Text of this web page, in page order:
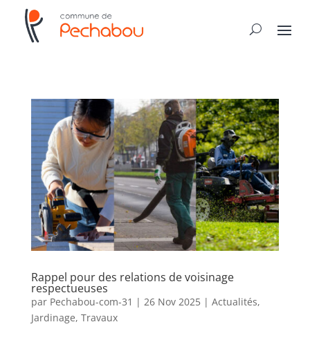
Rappel pour des relations de voisinage
respectueuses
par Pechabou-com-31 | 26 Nov 2025| Actualités,
Jardinage, Travaux